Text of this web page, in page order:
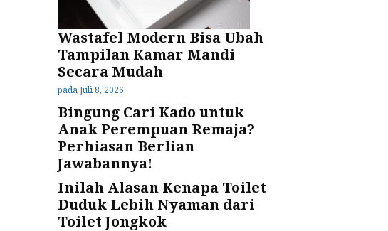
Wastafel Modern Bisa Ubah
Tampilan Kamar Mandi
Secara Mudah
pada Juli 8, 2026
Bingung Cari Kado untuk
Anak Perempuan Remaja?
Perhiasan Berlian
Jawabannya!
Inilah Alasan Kenapa Toilet
Duduk Lebih Nyaman dari
Toilet Jongkok